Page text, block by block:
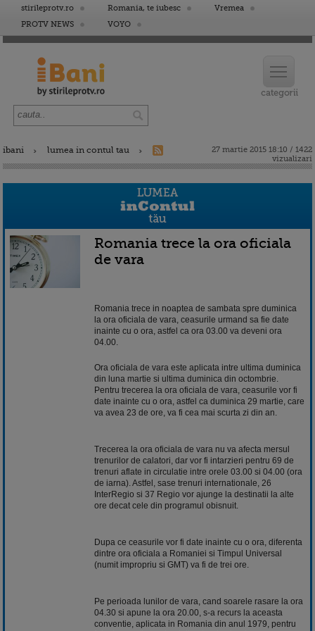
stirileprotv.ro Romania, te iubesc
Vremea
PROTV NEWS
VOYO
ibani lumea in contul tau
27 martie 2015 18:10 / 1422
vizualizari
Romania trece la ora oficiala
de vara
Romania trece in noaptea de sambata spre duminica
la ora oficiala de vara, ceasurile urmand sa fie date
inainte cu o ora, astfel ca ora 03.00 va deveni ora
04.00.
Ora oficiala de vara este aplicata intre ultima duminica
din luna martie si ultima duminica din octombrie.
Pentru trecerea la ora oficiala de vara, ceasurile vor fi
date inainte cu o ora, astfel ca duminica 29 martie, care
va avea 23 de ore, va fi cea mai scurta zi din an.
Trecerea la ora oficiala de vara nu va afecta mersul
trenurilor de calatori, dar vor fi intarzieri pentru 69 de
trenuri aflate in circulatie intre orele 03.00 si 04.00 (ora
de iarna). Astfel, sase trenuri internationale, 26
InterRegio si 37 Regio vor ajunge la destinatii la alte
ore decat cele din programul obisnuit.
Dupa ce ceasurile vor fi date inainte cu o ora, diferenta
dintre ora oficiala a Romaniei si Timpul Universal
(numit impropriu si GMT) va fi de trei ore.
Pe perioada lunilor de vara, cand soarele rasare la ora
04.30 si apune la ora 20.00, s-a recurs la aceasta
conventie, aplicata in Romania din anul 1979, pentru